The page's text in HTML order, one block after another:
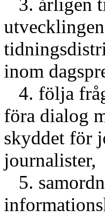
inom
4. följa
föra dialog
skyddet för
journalister,
5.